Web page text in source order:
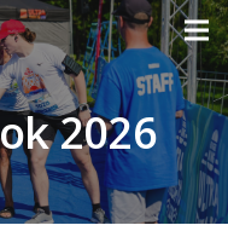
2026